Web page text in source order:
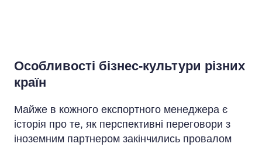
Особливості бізнес-культури різних
країн
Майже в кожного експортного менеджера є
історія про те, як перспективні переговори з
іноземним партнером закінчились провалом